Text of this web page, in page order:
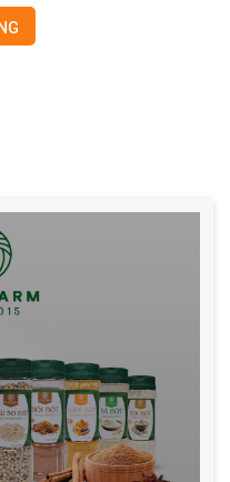
và FDA, đáp
ăn hoặc tẩm ướp, bảo
ánh nắng.